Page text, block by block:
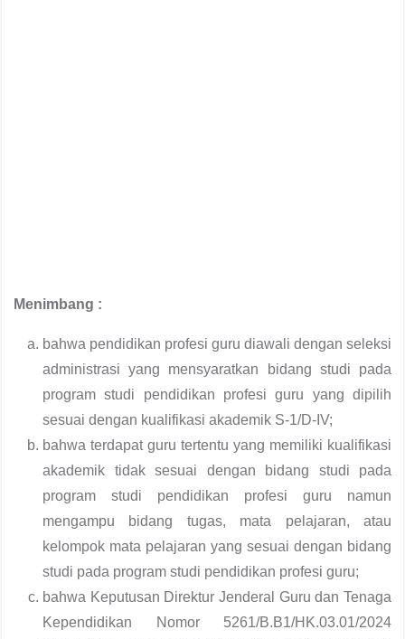
Menimbang :
bahwa pendidikan profesi guru diawali dengan seleksi
administrasi yang mensyaratkan bidang studi pada
program studi pendidikan profesi guru yang dipilih
sesuai dengan kualifikasi akademik S-1/D-IV;
bahwa terdapat guru tertentu yang memiliki kualifikasi
akademik tidak sesuai dengan bidang studi pada
program studi pendidikan profesi guru namun
mengampu bidang tugas, mata pelajaran, atau
kelompok mata pelajaran yang sesuai dengan bidang
studi pada program studi pendidikan profesi guru;
bahwa Keputusan Direktur Jenderal Guru dan Tenaga
Kependidikan Nomor 5261/B.B1/HK.03.01/2024